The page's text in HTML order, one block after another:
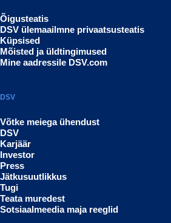
Õigusteatis
DSV ülemaailmne privaatsusteatis
Küpsised
Mõisted ja üldtingimused
Mine aadressile DSV.com
DSV
Võtke meiega ühendust
DSV
Karjäär
Investor
Press
Jätkusuutlikkus
Tugi
Teata muredest
Sotsiaalmeedia maja reeglid